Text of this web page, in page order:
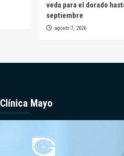
veda para el dorado
septiembre
agosto 7, 2026
Clínica Mayo